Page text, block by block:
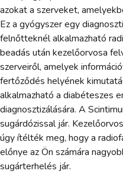
azokat a szerveket,
Ez a gyógyszer egy
felnőtteknél alkalmazható
beadás után kezelőorvosa
szerveiről, amelyek
fertőződés helyének
alkalmazható a diabéteszes
diagnosztizálására. A
sugárdózissal jár.
úgy ítélték meg, hogy a
előnye az Ön számára
sugárterhelés jár.